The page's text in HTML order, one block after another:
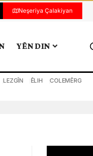
Neşeriya Çalakiyan
YÊN DIN
LEZGÎN ÊLIH COLEMÊRG